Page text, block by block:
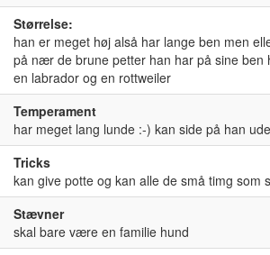
Størrelse:
han er meget høj alså har lange ben men
på nær de brune petter han har på sine ben
en labrador og en rottweiler
Temperament
har meget lang lunde :-) kan side på han
Tricks
kan give potte og kan alle de små timg
Stævner
skal bare være en familie hund